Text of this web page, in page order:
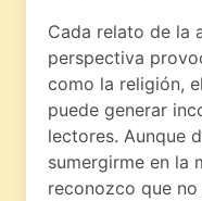
Cada relato de la
perspectiva
como la religión,
puede generar
lectores. Aunque
sumergirme en la
reconozco que